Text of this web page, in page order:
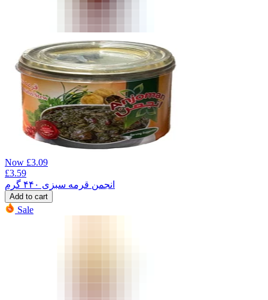
Now £3.09
£3.59
انجمن قرمه سبزی ۴۴۰ گرم
Add to cart
Sale